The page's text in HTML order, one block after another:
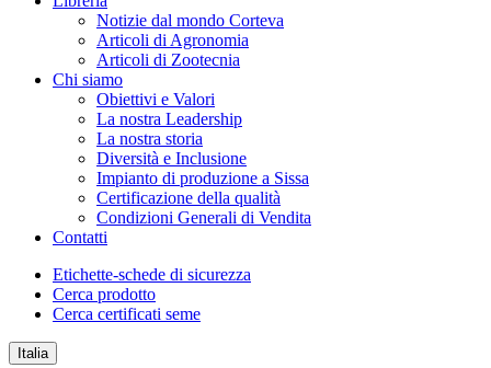
Notizie dal mondo Corteva
Articoli di Agronomia
Articoli di Zootecnia
Chi siamo
Obiettivi e Valori
La nostra Leadership
La nostra storia
Diversità e Inclusione
Impianto di produzione a Sissa
Certificazione della qualità
Condizioni Generali di Vendita
Contatti
Etichette-schede di sicurezza
Cerca prodotto
Cerca certificati seme
Italia